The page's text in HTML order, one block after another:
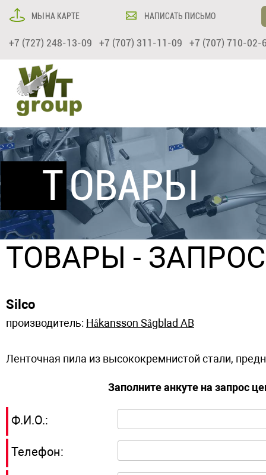
МЫ НА КАРТЕ НАПИСАТЬ ПИСЬМО
+7 (727) 248-13-09 +7 (707) 311-11-09 +7 (707) 710-02-
ТОВАРЫ
ТОВАРЫ -
Silco
производитель: Håkansson Sågblad AB
Ленточная пила из высококремнистой стали,
Заполните анкуте на запрос
Ф.И.О.:
Телефон: